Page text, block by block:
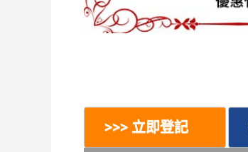
>>> 立即登記